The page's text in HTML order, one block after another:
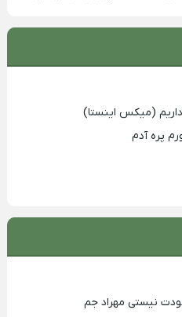
(میکس اینستا)
پره آدم
نیستی مهراد جم